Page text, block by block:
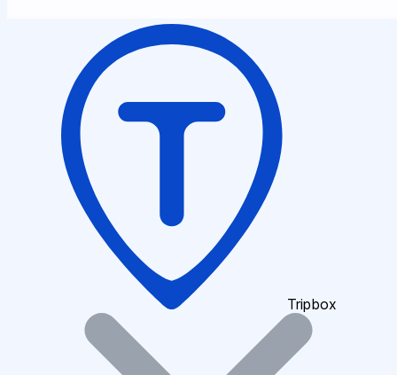
Tripbox